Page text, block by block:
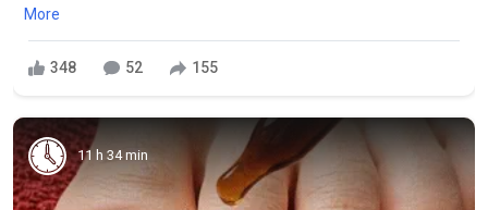
More
348 52 155
11 h 34 min